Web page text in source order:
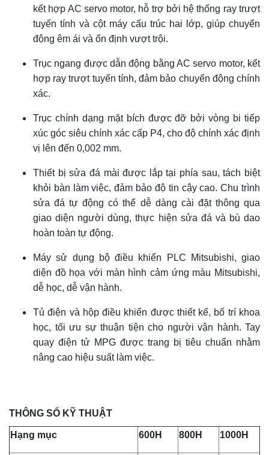
kết hợp AC servo motor, hỗ trợ bởi hệ thống ray trượt
tuyến tính và cột máy cấu trúc hai lớp, giúp chuyển
động êm ái và ổn định vượt trội.
Trục ngang được dẫn động bằng AC servo motor, kết
hợp ray trượt tuyến tính, đảm bảo chuyển động chính
xác.
Trục chính dạng mặt bích được đỡ bởi vòng bi tiếp
xúc góc siêu chính xác cấp P4, cho độ chính xác định
vị lên đến 0,002 mm.
Thiết bị sửa đá mài được lắp tại phía sau, tách biệt
khỏi bàn làm việc, đảm bảo độ tin cậy cao. Chu trình
sửa đá tự động có thể dễ dàng cài đặt thông qua
giao diện người dùng, thực hiện sửa đá và bù dao
hoàn toàn tự động.
Máy sử dụng bộ điều khiển PLC Mitsubishi, giao
diện đồ họa với màn hình cảm ứng màu Mitsubishi,
dễ học, dễ vận hành.
Tủ điện và hộp điều khiển được thiết kế, bố trí khoa
học, tối ưu sự thuận tiện cho người vận hành. Tay
quay điện tử MPG được trang bị tiêu chuẩn nhằm
nâng cao hiệu suất làm việc.
THÔNG SỐ KỸ THUẬT
Hạng mục 600H 800H 1000H